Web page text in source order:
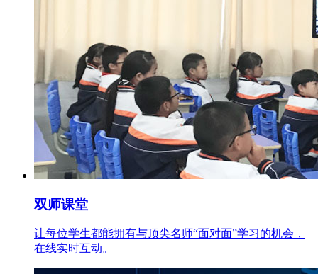
双师课堂
让每位学生都能拥有与顶尖名师“面对面”学习的机会，
在线实时互动。